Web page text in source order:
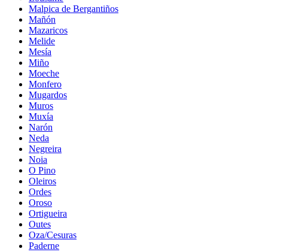
Malpica de Bergantiños
Mañón
Mazaricos
Melide
Mesía
Miño
Moeche
Monfero
Mugardos
Muros
Muxía
Narón
Neda
Negreira
Noia
O Pino
Oleiros
Ordes
Oroso
Ortigueira
Outes
Oza/Cesuras
Paderne